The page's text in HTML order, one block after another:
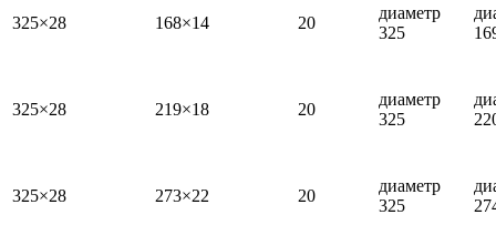
325×28 168×14 20
диаметр
325
325×28 219×18 20
диаметр
325
325×28 273×22 20
диаметр
325